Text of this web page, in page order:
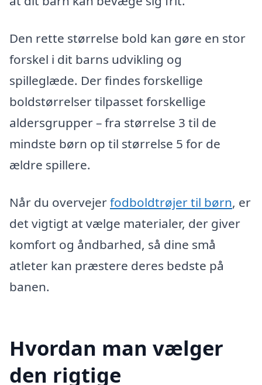
Den rette størrelse bold kan gøre en stor
forskel i dit barns udvikling og
spilleglæde. Der findes forskellige
boldstørrelser tilpasset forskellige
aldersgrupper – fra størrelse 3 til de
mindste børn op til størrelse 5 for de
ældre spillere.
Når du overvejerfodboldtrøjer til børn, er
det vigtigt at vælge materialer, der giver
komfort og åndbarhed, så dine små
atleter kan præstere deres bedste på
banen.
Hvordan man vælger
den rigtige